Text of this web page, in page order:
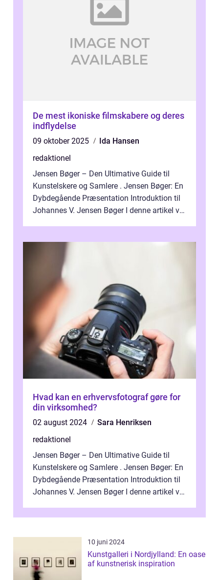
De mest ikoniske filmskabere og deres
indflydelse
09 oktober 2025
Ida Hansen
redaktionel
Jensen Bøger – Den Ultimative Guide til
Kunstelskere og Samlere . Jensen Bøger: En
Dybdegående Præsentation Introduktion til
Johannes V. Jensen Bøger I denne artikel vil
Hvad kan en erhvervsfotograf gøre for
din virksomhed?
02 august 2024
Sara Henriksen
redaktionel
Jensen Bøger – Den Ultimative Guide til
Kunstelskere og Samlere . Jensen Bøger: En
Dybdegående Præsentation Introduktion til
Johannes V. Jensen Bøger I denne artikel vil
10 juni 2024
Kunstgalleri i Nordjylland: En oase
af kunstnerisk inspiration